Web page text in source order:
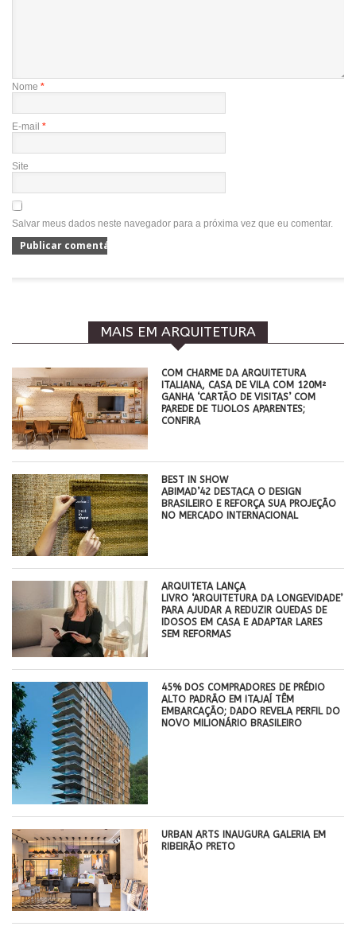
Nome *
E-mail *
Site
Salvar meus dados neste navegador para a próxima vez que eu comentar.
MAIS EM ARQUITETURA
COM CHARME DA ARQUITETURA
ITALIANA, CASA DE VILA COM 120M²
GANHA ‘CARTÃO DE VISITAS’ COM
PAREDE DE TIJOLOS APARENTES;
CONFIRA
BEST IN SHOW
ABIMAD’42 DESTACA O DESIGN
BRASILEIRO E REFORÇA SUA PROJEÇÃO
NO MERCADO INTERNACIONAL
ARQUITETA LANÇA
LIVRO ‘ARQUITETURA DA LONGEVIDADE’
PARA AJUDAR A REDUZIR QUEDAS DE
IDOSOS EM CASA E ADAPTAR LARES
SEM REFORMAS
45% DOS COMPRADORES DE PRÉDIO
ALTO PADRÃO EM ITAJAÍ TÊM
EMBARCAÇÃO; DADO REVELA PERFIL DO
NOVO MILIONÁRIO BRASILEIRO
​URBAN ARTS INAUGURA GALERIA EM
RIBEIRÃO PRETO